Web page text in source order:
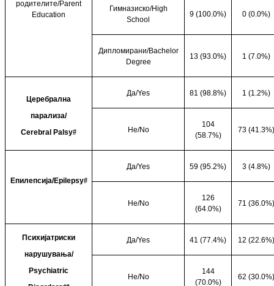
родителите/Parent
Education
Гимназиско/High
School
9 (100.0%) 0 (0.0%)
Дипломирани/Bachelor
Degree
13 (93.0%) 1 (7.0%)
Церебрална
парализа/
Cerebral Palsy#
Да/Yes 81 (98.8%) 1 (1.2%)
Не/No
104
(58.7%)
73 (41.3%)
Епилепсија/Epilepsy#
Да/Yes 59 (95.2%) 3 (4.8%)
Не/No
126
(64.0%)
71 (36.0%)
Психијатриски
нарушувања/
Psychiatric
Да/Yes 41 (77.4%) 12 (22.6%)
Не/No
144
(70.0%)
62 (30.0%)